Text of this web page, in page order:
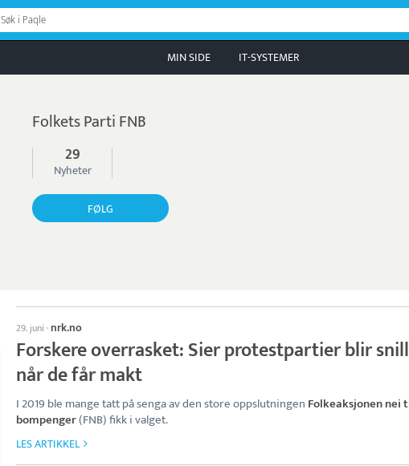
Søk i Paqle
MIN SIDE IT-SYSTEMER
Folkets Parti FNB
29
Nyheter
FØLG
29. juni · nrk.no
Forskere overrasket: Sier protestpartier blir
når de får makt
I 2019 ble mange tatt på senga av den store oppslutningen Folkeaksjonen nei
bompenger(FNB) fikk i valget.
LES ARTIKKEL